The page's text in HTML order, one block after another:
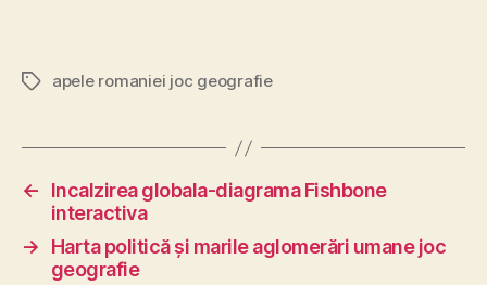
Eticheteapele romaniei joc geografie
←
Incalzirea globala-diagrama Fishbone
interactiva
→
Harta politică și marile aglomerări umane joc
geografie